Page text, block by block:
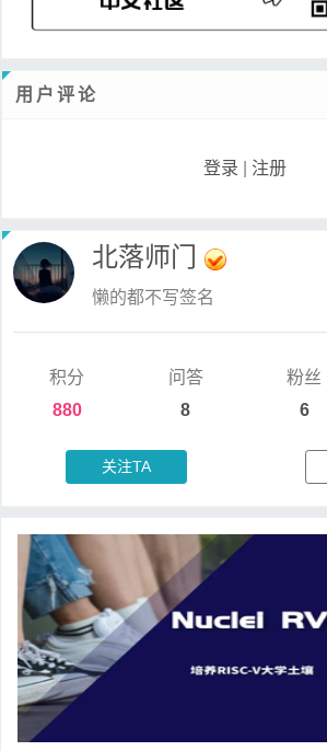
用户评论
登录 注册
北落师门
懒的都不写签名
积分
880
问答
8
粉丝
6
关注TA